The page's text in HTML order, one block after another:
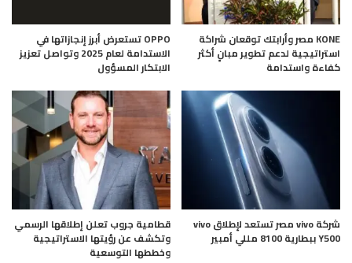
KONE مصر وأرابتك توقعان شراكة
استراتيجية لدعم تطوير مبانٍ أكثر
كفاءة واستدامة
OPPO تستعرض أبرز إنجازاتها في
الاستدامة لعام 2025 وتواصل تعزيز
الابتكار المسؤول
شركة vivo مصر تستعد لإطلاق vivo
Y500 ببطارية 8100 مللي أمبير
قطامية جروب تعلن إطلاقها الرسمي
وتكشف عن رؤيتها الاستراتيجية
وخططها التوسعية